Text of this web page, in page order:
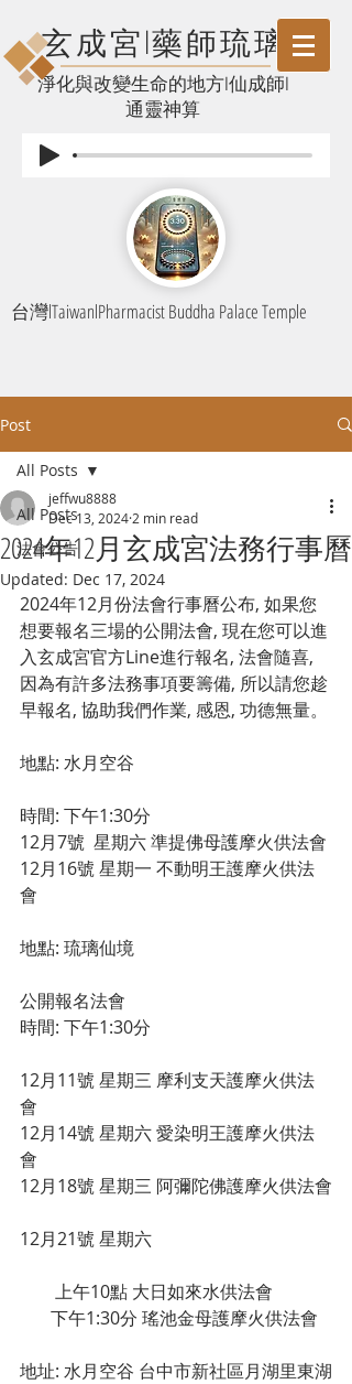
玄成宮l藥師琉璃
​淨化與改變生命的地方l仙成師l
通靈神算
台灣lTaiwanlPharmacist Buddha Palace Temple
Post
All Posts
法會公告
All Posts
2024年12月玄成宮法務行事曆
jeffwu8888
Dec 13, 2024 2 min read
Updated: Dec 17, 2024
2024年12月份法會行事曆公布, 如果您
想要報名三場的公開法會, 現在您可以進
入玄成宮官方Line進行報名, 法會隨喜,
因為有許多法務事項要籌備, 所以請您趁
早報名, 協助我們作業, 感恩, 功德無量。
地點: 水月空谷
時間: 下午1:30分
12月7號  星期六 準提佛母護摩火供法會
12月16號 星期一 不動明王護摩火供法
會
地點: 琉璃仙境
公開報名法會
時間: 下午1:30分
12月11號 星期三 摩利支天護摩火供法
會
12月14號 星期六 愛染明王護摩火供法
會
12月18號 星期三 阿彌陀佛護摩火供法會
12月21號 星期六
        上午10點 大日如來水供法會
       下午1:30分 瑤池金母護摩火供法會
地址: 水月空谷 台中市新社區月湖里東湖